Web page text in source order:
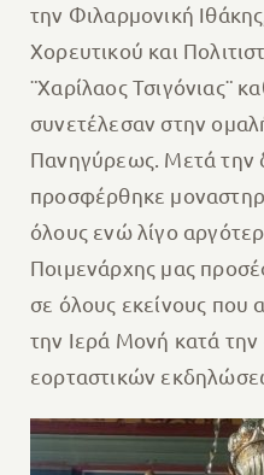
την Φιλαρμονική
Χορευτικού και
¨Χαρίλαος Τσιγόνιας¨
συνετέλεσαν στην
Πανηγύρεως. Μετά την
προσφέρθηκε
όλους ενώ λίγο
Ποιμενάρχης μας
σε όλους εκείνους που
την Ιερά Μονή κατά
εορταστικών